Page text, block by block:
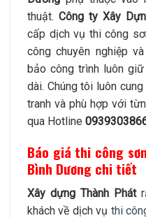
thuật. Công ty Xây
cấp dịch vụ thi công
công chuyên nghiệp
bảo công trình luôn
dài. Chúng tôi luôn
tranh và phù hợp với
qua Hotline
Báo giá thi công
Bình Dương chi tiết
Xây dựng Thành Phát
khách về dịch vụ thi